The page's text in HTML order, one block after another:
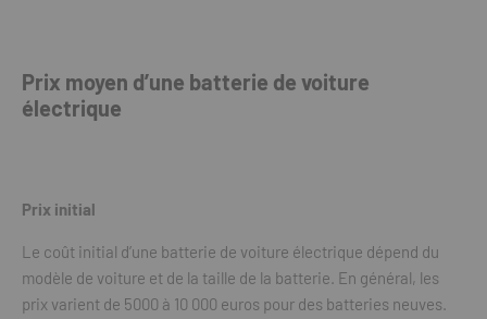
Prix moyen d’une batterie de voiture
électrique
Prix initial
Le coût initial d’une batterie de voiture électrique dépend du
modèle de voiture et de la taille de la batterie. En général, les
prix varient de 5000 à 10 000 euros pour des batteries neuves.